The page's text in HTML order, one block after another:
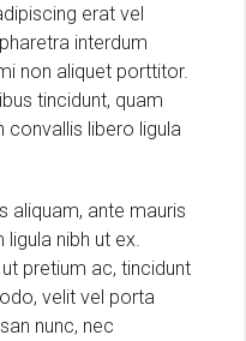
erat vel
interdum
non aliquet porttitor.
tincidunt, quam
convallis libero ligula
aliquam, ante mauris
nibh ut ex.
pretium ac, tincidunt
velit vel porta
nunc, nec